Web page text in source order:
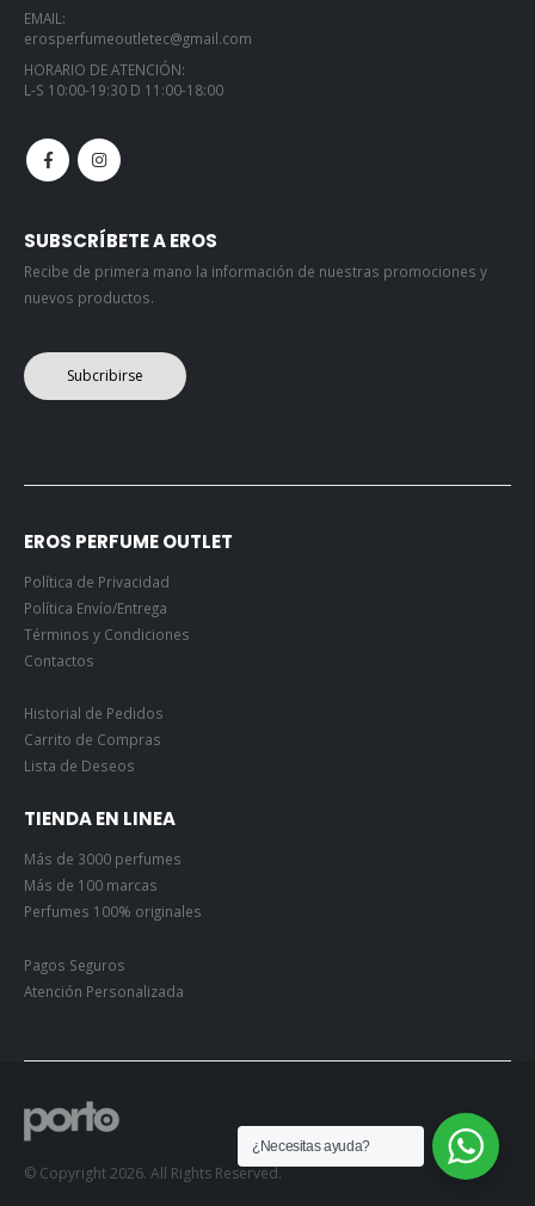
EMAIL:
erosperfumeoutletec@gmail.com
HORARIO DE ATENCIÓN:
L-S 10:00-19:30 D 11:00-18:00
SUBSCRÍBETE A EROS
Recibe de primera mano la información de nuestras promociones y
nuevos productos.
Subcribirse
EROS PERFUME OUTLET
Política de Privacidad
Política Envío/Entrega
Términos y Condiciones
Contactos
Historial de Pedidos
Carrito de Compras
Lista de Deseos
TIENDA EN LINEA
Más de 3000 perfumes
Más de 100 marcas
Perfumes 100% originales
Pagos Seguros
Atención Personalizada
© Copyright 2026. All Rights Reserved.
¿Necesitas ayuda?